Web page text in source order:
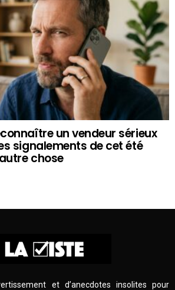
un vendeur sérieux
signalements de cet été
chose
et d’anecdotes insolites pour